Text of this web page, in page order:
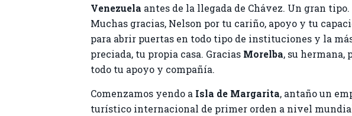
Venezuela antes de la llegada de Chávez. Un gran tipo.
Muchas gracias, Nelson por tu cariño, apoyo y tu
para abrir puertas en todo tipo de instituciones y la
preciada, tu propia casa. Gracias Morelba, su hermana,
todo tu apoyo y compañía.
Comenzamos yendo a Isla de Margarita, antaño un
turístico internacional de primer orden a nivel